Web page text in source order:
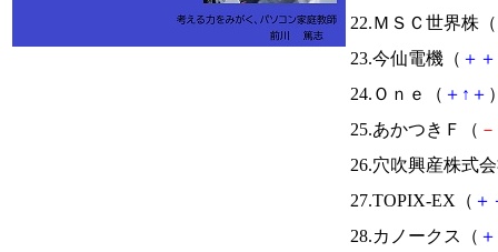
22.ＭＳＣ世界株（
23.今仙電機（ ＋ ＋
24.Ｏｎｅ（ ＋ ↑ ＋
25.あかつきＦ（ －
26.穴吹興産株式
27.TOPIX-EX（ ＋
28.カノークス（ ＋